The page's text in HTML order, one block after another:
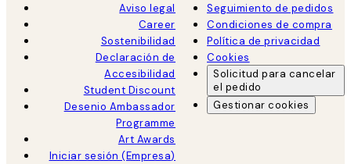
Aviso legal
Career
Sostenibilidad
Declaración de
Accesibilidad
Student Discount
Desenio Ambassador
Programme
Art Awards
Iniciar sesión (Empresa)
Seguimiento de pedidos
Condiciones de compra
Política de privacidad
Cookies
Solicitud para cancelar
el pedido
Gestionar cookies